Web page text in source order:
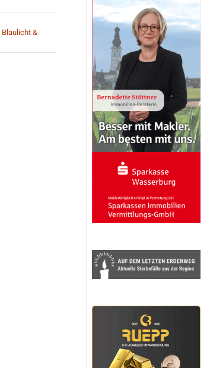
Blaulicht &